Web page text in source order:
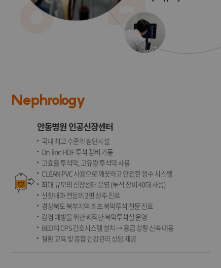
Nephrology
안동병원 인공신장센터
국내 최고 수준의 첨단시설
On-line HDF 투석 장비 가동
고효율 투석막, 고유량 투석막 사용
CLEAN PVC 사용으로 깨끗하고 안전한 정수 시스템
최대 규모의 신장센터 운영 (투석 장비 40대 사동)
신장내과 전문의 2명 상주 진료
경상북도 북부지역 최초 복막투석 전문 진료
감염 예방을 위한 쾌적한 복막투석실 운영
BED의 CPS 간호시스템 설치 → 응급 상황 신속 대응
질환 교육 및 종합 건강관리 상담 제공